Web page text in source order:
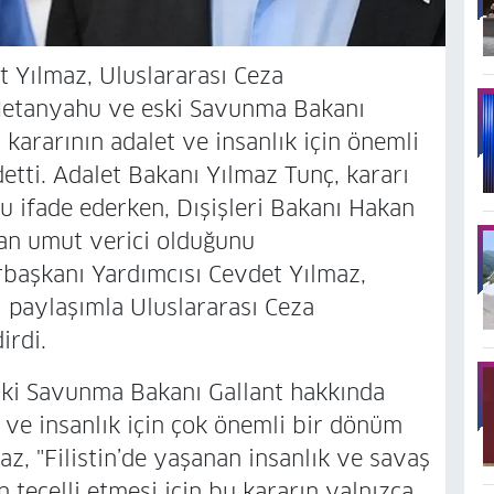
Yılmaz, Uluslararası Ceza
ve eski Savunma Bakanı
adalet ve insanlık için önemli
Adalet Bakanı Yılmaz Tunç, kararı
ederken, Dışişleri Bakanı Hakan
umut verici olduğunu
Yardımcısı Cevdet Yılmaz,
Uluslararası Ceza
Savunma Bakanı Gallant hakkında
insanlık için çok önemli bir dönüm
"Filistin’de yaşanan insanlık ve savaş